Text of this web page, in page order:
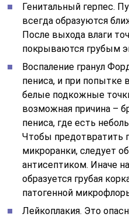
Генитальный герпес.
всегда образуются
После выхода влаги
покрываются грубым
Воспаление гранул
пениса, и при
белые подкожные
возможная причина –
пениса, где есть
Чтобы предотвратить
микроранки, следует
антисептиком. Иначе
образуется грубая
патогенной
Лейкоплакия. Это